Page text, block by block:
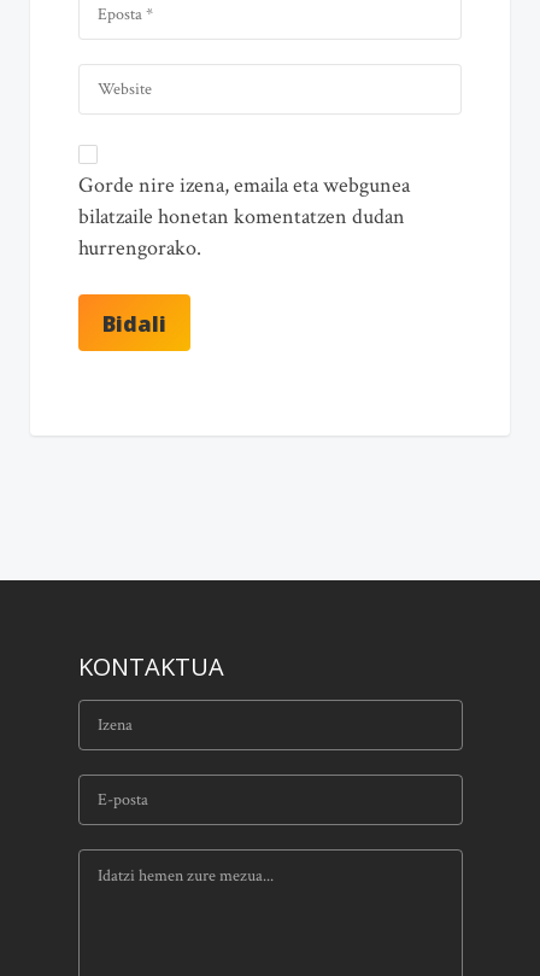
Gorde nire izena, emaila eta webgunea
bilatzaile honetan komentatzen dudan
hurrengorako.
KONTAKTUA